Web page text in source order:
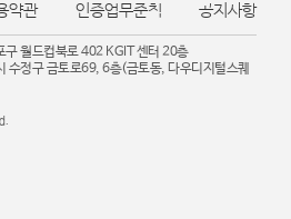
약관 인증업무준칙 공지사항
월드컵북로 402 KGIT 센터 20층
정구 금토로69, 6층(금토동, 다우디지털스퀘